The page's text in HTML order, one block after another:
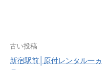
投
稿
古い投稿
新宿駅前│原付レンタル一ヵ